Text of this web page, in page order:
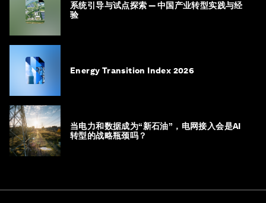
系统引导与试点探索 — 中国产业转型实践与经
验
Energy Transition Index 2026
当电力和数据成为“新石油”，电网接入会是AI
转型的战略瓶颈吗？